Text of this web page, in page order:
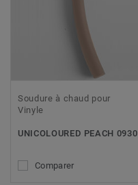
Soudure à chaud pour
Vinyle
UNICOLOURED PEACH 0930
Comparer